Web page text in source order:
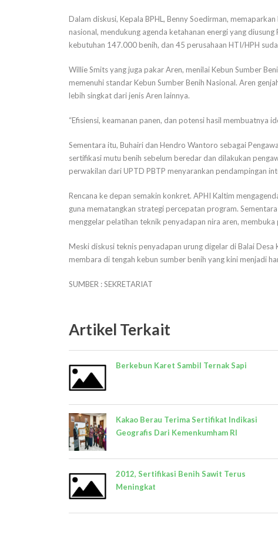
Dalam diskusi, Kepala BPHL, Benny Soedirman,
nasional, mendukung agenda ketahanan energi yang
kebutuhan 147.000 benih, dan 45 perusahaan HTI/HPH
Willie Smits yang juga pakar Aren, menilai Kebun Sumber
memenuhi standar Kebun Sumber Benih Nasional. Aren
lebih singkat dari jenis Aren lainnya.
“Efisiensi, keamanan panen, dan potensi hasil membuatnya
Sementara itu, Buhairi dan Hendro Wantoro sebagai
sertifikasi mutu benih sebelum beredar dan dilakukan
perwakilan dari UPTD PBTP menyarankan pendampingan
Rencana ke depan semakin konkret. APHI Kaltim
guna mematangkan strategi percepatan program.
menggelar pelatihan teknik penyadapan nira aren,
Meski diskusi teknis penyadapan urung digelar di Balai
membara di tengah kebun sumber benih yang kini menjadi
SUMBER : SEKRETARIAT
Artikel Terkait
Berkebun Karet Sambil Ternak Sapi
Kakao Berau Terima Sertifikat Indikasi
Geografis Dari Kemenkumham RI
2012, Sertifikasi Benih Sawit Terus
Meningkat